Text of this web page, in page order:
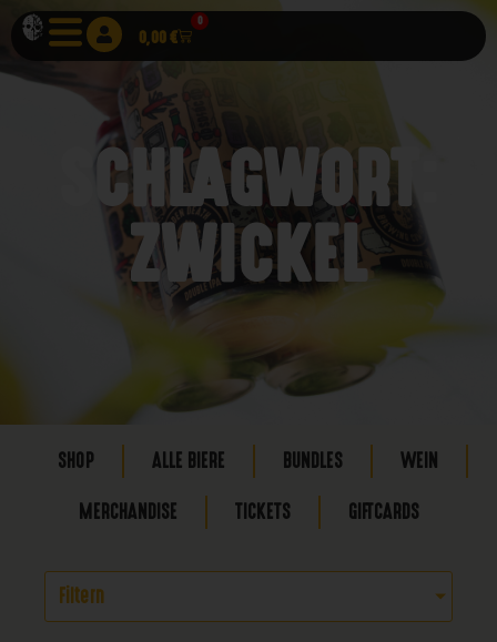
0,00€
0
SCHLAGWORT:
ZWICKEL
SHOP ALLE BIERE BUNDLES WEIN
MERCHANDISE TICKETS GIFTCARDS
Filtern